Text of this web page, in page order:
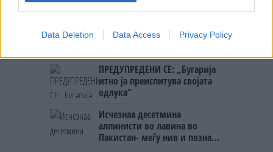
Data Deletion Data Access Privacy Policy
мистериозен мост
ПРЕДУПРЕДЕНИ СЕ: „Бугарија
итно ја преиспитува својата
одлука“
Исчезнаа десетмина
алпинисти во лавина во
Пакистан- меѓу нив и познат